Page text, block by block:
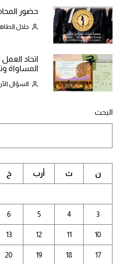
حضور
جلال
اتحاد
المساواة
السؤال
البحث
ن ث أرب خ
3
4
5
6
10
11
12
13
17
18
19
20